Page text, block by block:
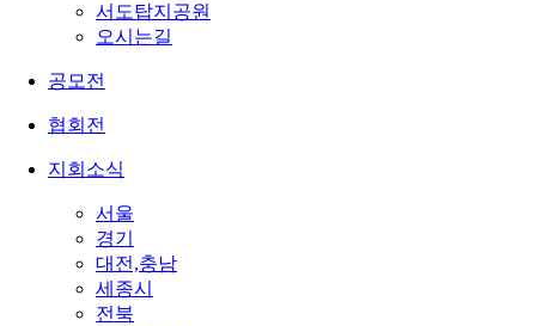
서도탑지공원
오시는길
공모전
협회전
지회소식
서울
경기
대전,충남
세종시
전북